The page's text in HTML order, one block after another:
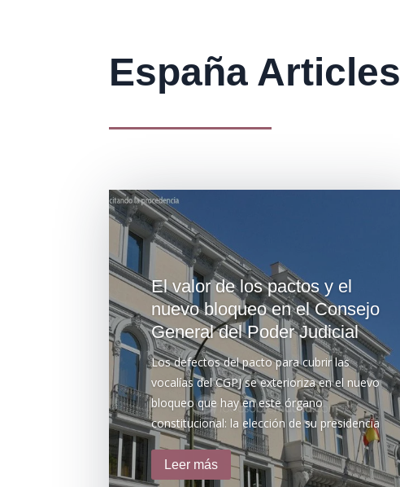
España Articles
El valor de los pactos y el
nuevo bloqueo en el Consejo
General del Poder Judicial
Los defectos del pacto para cubrir las
vocalías del CGPJ se exterioriza en el nuevo
bloqueo que hay en este órgano
constitucional: la elección de su presidencia
Leer más